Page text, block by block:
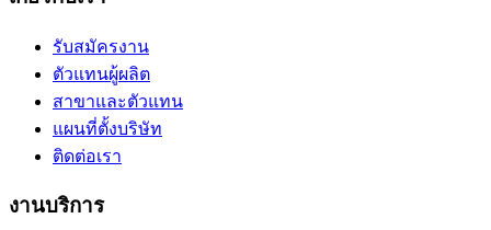
รับสมัครงาน
ตัวแทนผู้ผลิต
สาขาและตัวแทน
แผนที่ตั้งบริษัท
ติดต่อเรา
งานบริการ